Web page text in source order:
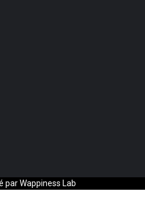
par Wappiness Lab